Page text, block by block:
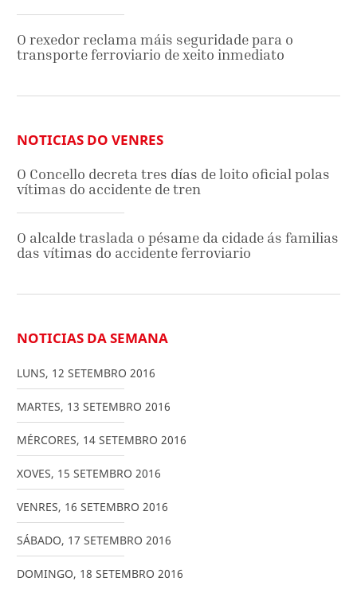
O rexedor reclama máis seguridade para o
transporte ferroviario de xeito inmediato
NOTICIAS DO VENRES
O Concello decreta tres días de loito oficial polas
vítimas do accidente de tren
O alcalde traslada o pésame da cidade ás familias
das vítimas do accidente ferroviario
NOTICIAS DA SEMANA
LUNS, 12 SETEMBRO 2016
MARTES, 13 SETEMBRO 2016
MÉRCORES, 14 SETEMBRO 2016
XOVES, 15 SETEMBRO 2016
VENRES, 16 SETEMBRO 2016
SÁBADO, 17 SETEMBRO 2016
DOMINGO, 18 SETEMBRO 2016